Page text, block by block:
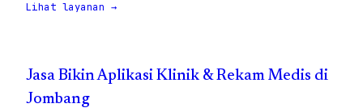
Lihat layanan →
Jasa Bikin Aplikasi Klinik & Rekam Medis di
Jombang